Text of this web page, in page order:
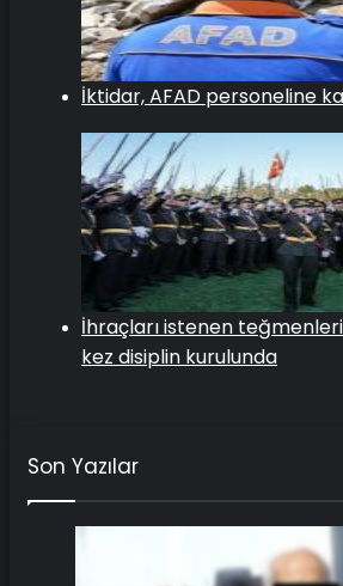
İktidar, AFAD personeline
İhraçları istenen
kez disiplin kurulunda
Son Yazılar